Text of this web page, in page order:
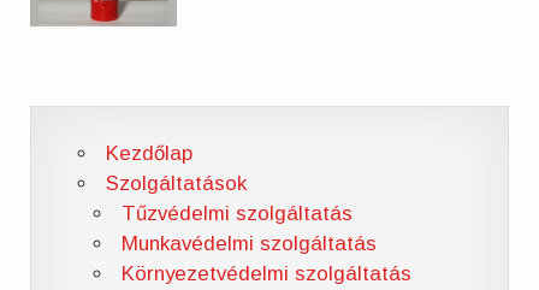
Kezdőlap
Szolgáltatások
Tűzvédelmi szolgáltatás
Munkavédelmi szolgáltatás
Környezetvédelmi szolgáltatás